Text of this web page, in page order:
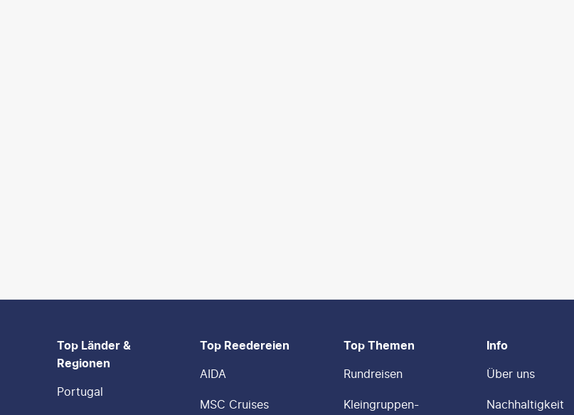
Footer navigation
Top Länder &
Regionen
Portugal
Top Reedereien
AIDA
MSC Cruises
Top Themen
Rundreisen
Kleingruppen-
Info
Über uns
Nachhaltigkeit